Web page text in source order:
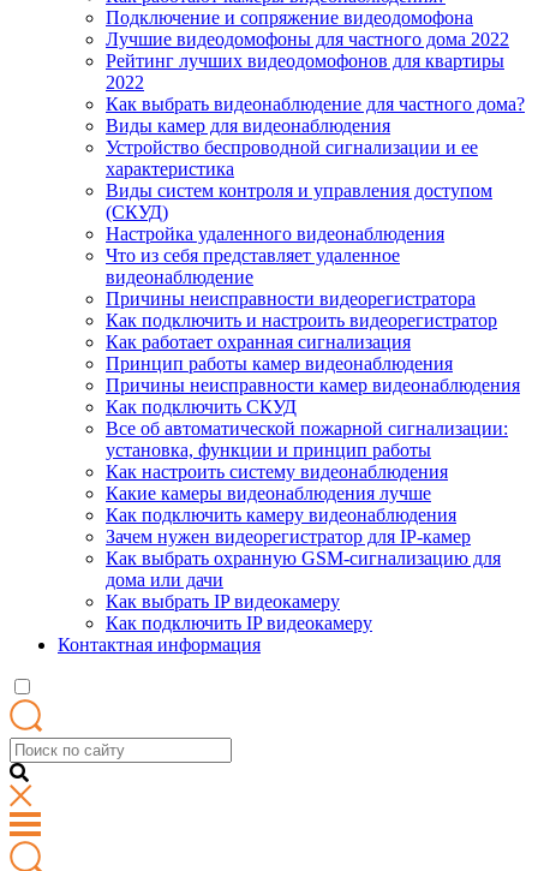
Подключение и сопряжение видеодомофона
Лучшие видеодомофоны для частного дома 2022
Рейтинг лучших видеодомофонов для квартиры
2022
Как выбрать видеонаблюдение для частного дома?
Виды камер для видеонаблюдения
Устройство беспроводной сигнализации и ее
характеристика
Виды систем контроля и управления доступом
(СКУД)
Настройка удаленного видеонаблюдения
Что из себя представляет удаленное
видеонаблюдение
Причины неисправности видеорегистратора
Как подключить и настроить видеорегистратор
Как работает охранная сигнализация
Принцип работы камер видеонаблюдения
Причины неисправности камер видеонаблюдения
Как подключить СКУД
Все об автоматической пожарной сигнализации:
установка, функции и принцип работы
Как настроить систему видеонаблюдения
Какие камеры видеонаблюдения лучше
Как подключить камеру видеонаблюдения
Зачем нужен видеорегистратор для IP-камер
Как выбрать охранную GSM-сигнализацию для
дома или дачи
Как выбрать IP видеокамеру
Как подключить IP видеокамеру
Контактная информация